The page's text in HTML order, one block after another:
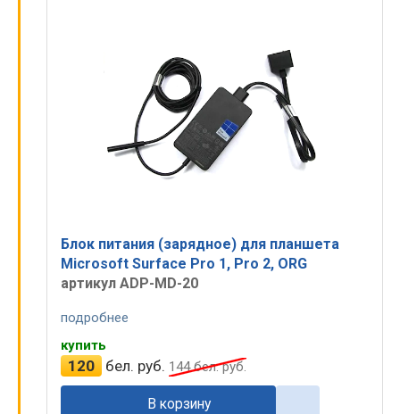
Блок питания (зарядное) для планшета
Microsoft Surface Pro 1, Pro 2, ORG
артикул ADP-MD-20
подробнее
купить
120 бел. руб. 144бел. руб.
В корзину